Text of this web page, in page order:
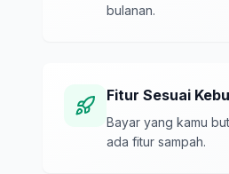
bulanan.
Fitur Sesuai
Bayar yang kamu
ada fitur sampah.